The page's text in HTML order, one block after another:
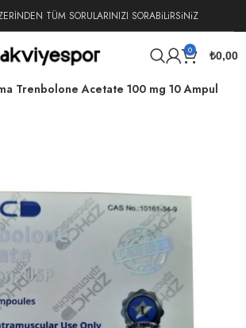
TÜM SORULARINIZI SORABiLiRSiNiZ
0 ₺0,00
Trenbolone Acetate 100 mg 10 Ampul